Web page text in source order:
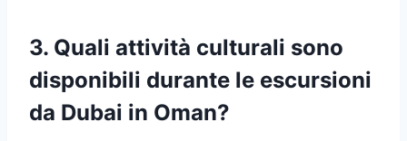
3. Quali attività culturali sono
disponibili durante le escursioni
da Dubai in Oman?